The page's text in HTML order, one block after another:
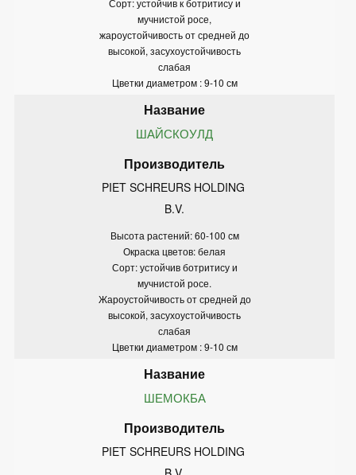
мучнистой росе,
жароустойчивость от средней до
высокой, засухоустойчивость
слабая
Цветки диаметром : 9-10 см
ШАЙСКОУЛД
PIET SCHREURS HOLDING
B.V.
Высота растений: 60-100 см
Окраска цветов: белая
Сорт: устойчив ботритису и
мучнистой росе.
Жароустойчивость от средней до
высокой, засухоустойчивость
слабая
Цветки диаметром : 9-10 см
ШЕМОКБА
PIET SCHREURS HOLDING